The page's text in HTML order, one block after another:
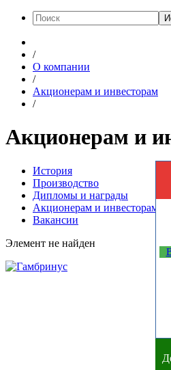
/
О компании
/
Акционерам и инвесторам
/
Акционерам и
История
Производство
Дипломы и награды
Акционерам и инвесторам
Вакансии
Элемент не найден